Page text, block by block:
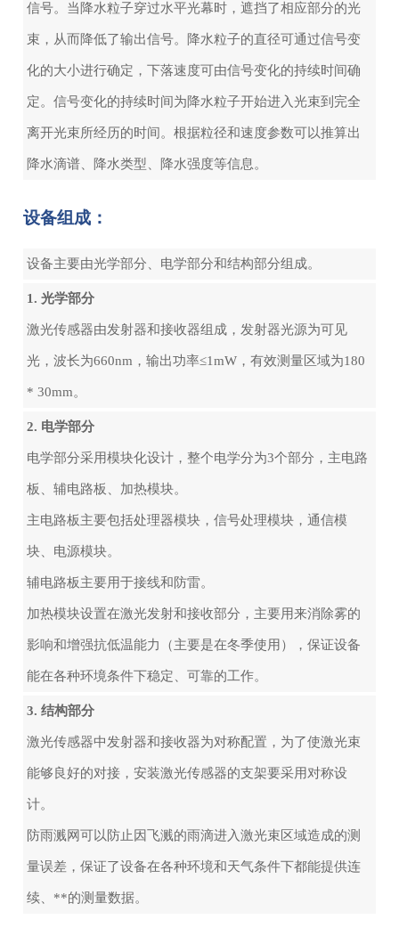
信号。当降水粒子穿过水平光幕时，遮挡了相应部分的光
束，从而降低了输出信号。降水粒子的直径可通过信号变
化的大小进行确定，下落速度可由信号变化的持续时间确
定。信号变化的持续时间为降水粒子开始进入光束到完全
离开光束所经历的时间。根据粒径和速度参数可以推算出
降水滴谱、降水类型、降水强度等信息。
设备组成：
设备主要由光学部分、电学部分和结构部分组成。
1. 光学部分
激光传感器由发射器和接收器组成，发射器光源为可见
光，波长为660nm，输出功率≤1mW，有效测量区域为180
* 30mm。
2. 电学部分
电学部分采用模块化设计，整个电学分为3个部分，主电路
板、辅电路板、加热模块。
主电路板主要包括处理器模块，信号处理模块，通信模
块、电源模块。
辅电路板主要用于接线和防雷。
加热模块设置在激光发射和接收部分，主要用来消除雾的
影响和增强抗低温能力（主要是在冬季使用），保证设备
能在各种环境条件下稳定、可靠的工作。
3. 结构部分
激光传感器中发射器和接收器为对称配置，为了使激光束
能够良好的对接，安装激光传感器的支架要采用对称设
计。
防雨溅网可以防止因飞溅的雨滴进入激光束区域造成的测
量误差，保证了设备在各种环境和天气条件下都能提供连
续、**的测量数据。